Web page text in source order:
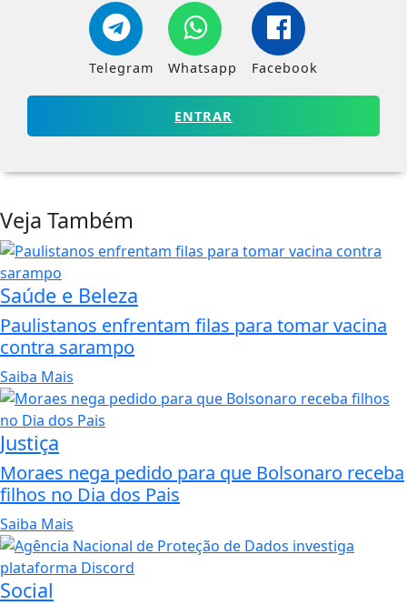
Telegram Whatsapp Facebook
ENTRAR
Veja Também
Saúde e Beleza
Paulistanos enfrentam filas para tomar vacina
contra sarampo
Saiba Mais
Justiça
Moraes nega pedido para que Bolsonaro receba
filhos no Dia dos Pais
Saiba Mais
Social